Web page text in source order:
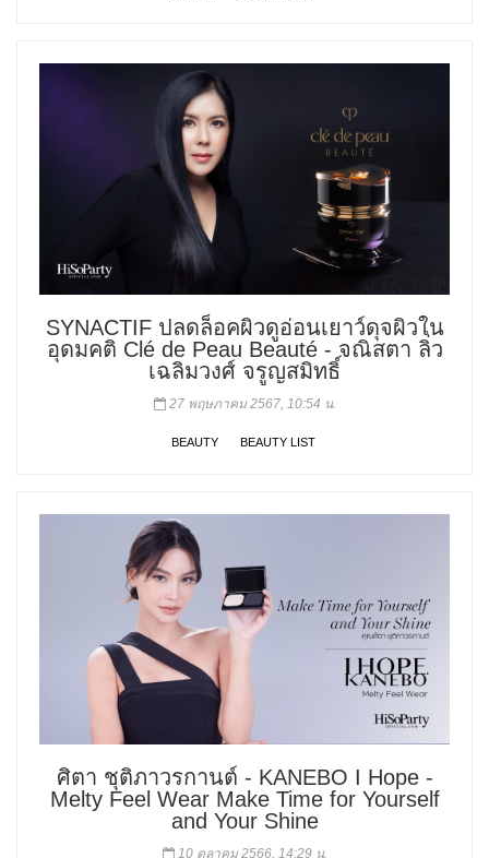
SYNACTIF ปลดล็อคผิวดูอ่อนเยาว์ดุจผิวใน
อุดมคติ Clé de Peau Beauté - จณิสตา ลิ่ว
เฉลิมวงศ์ จรูญสมิทธิ์
27 พฤษภาคม 2567, 10:54 น.
BEAUTY BEAUTY LIST
ศิตา ชุติภาวรกานต์ - KANEBO I Hope -
Melty Feel Wear Make Time for Yourself
and Your Shine
10 ตุลาคม 2566, 14:29 น.